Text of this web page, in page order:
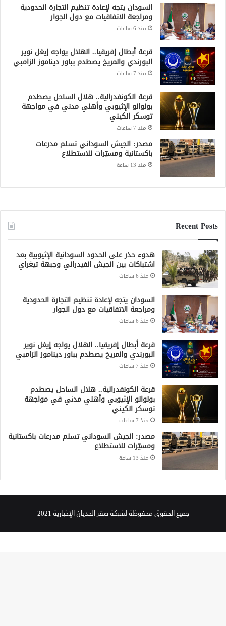
السودان يتجه لإعادة تنظيم التجارة الحدودية
ومراجعة الاتفاقيات مع دول الجوار
منذ 6 ساعات
قرعة أبطال إفريقيا.. الهلال يواجه إيغل نوير
البورندي والمريخ يصطدم بباور ديناموز الزامبي
منذ 7 ساعات
قرعة الكونفدرالية.. هلال الساحل يصطدم
بولوالو الإثيوبي وأهلي مدني في مواجهة
توسكر الكيني
منذ 7 ساعات
مصدر: الجيش السوداني تسلم مدرعات
باكستانية ومسيّرات للاستطلاع
منذ 13 ساعة
Recent Posts
هدوء حذر على الحدود السودانية الإثيوبية بعد
اشتباكات بين الجيش الفيدرالي وجبهة تيغراي
منذ 6 ساعات
السودان يتجه لإعادة تنظيم التجارة الحدودية
ومراجعة الاتفاقيات مع دول الجوار
منذ 6 ساعات
قرعة أبطال إفريقيا.. الهلال يواجه إيغل نوير
البورندي والمريخ يصطدم بباور ديناموز الزامبي
منذ 7 ساعات
قرعة الكونفدرالية.. هلال الساحل يصطدم
بولوالو الإثيوبي وأهلي مدني في مواجهة
توسكر الكيني
منذ 7 ساعات
مصدر: الجيش السوداني تسلم مدرعات باكستانية
ومسيّرات للاستطلاع
منذ 13 ساعة
جميع الحقوق محفوظة لشبكة صقر الجديان الإخبارية 2021